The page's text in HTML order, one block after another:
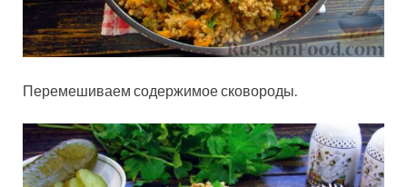
Перемешиваем содержимое сковороды.